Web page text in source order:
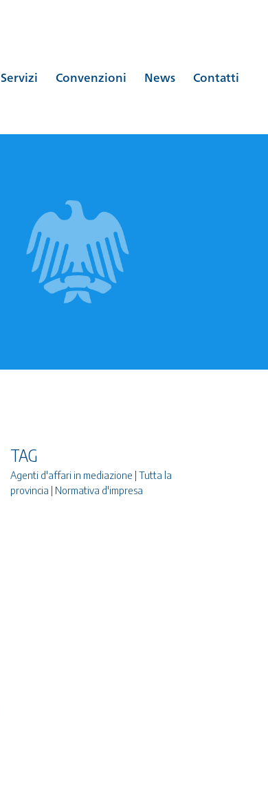
Servizi Convenzioni News Contatti
TAG
Agenti d'affari in mediazione | Tutta la
provincia | Normativa d'impresa